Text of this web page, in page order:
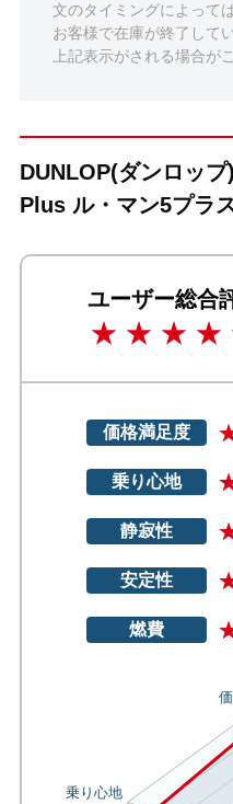
文のタイミングによって
お客様で在庫が終了して
上記表示がされる場合が
DUNLOP(ダンロッ
Plus ル・マン5プラ
ユーザー総合
価格満足度
乗り心地
静寂性
安定性
燃費